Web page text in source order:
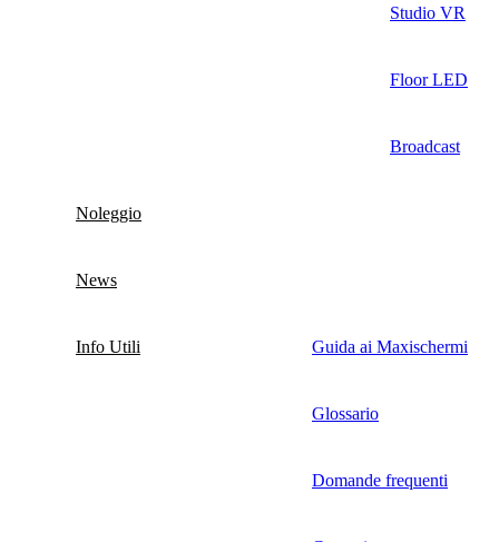
Studio VR
Floor LED
Broadcast
Noleggio
News
Info Utili Guida ai Maxischermi
Glossario
Domande frequenti